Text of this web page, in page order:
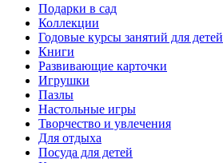
Подарки в сад
Коллекции
Годовые курсы занятий для детей
Книги
Развивающие карточки
Игрушки
Пазлы
Настольные игры
Творчество и увлечения
Для отдыха
Посуда для детей